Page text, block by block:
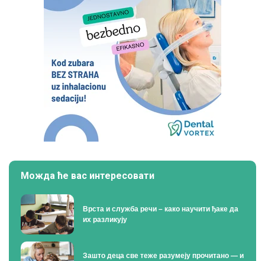
Можда ће вас интересовати
Врста и служба речи – како научити ђаке да
их разликују
Зашто деца све теже разумеју прочитано — и